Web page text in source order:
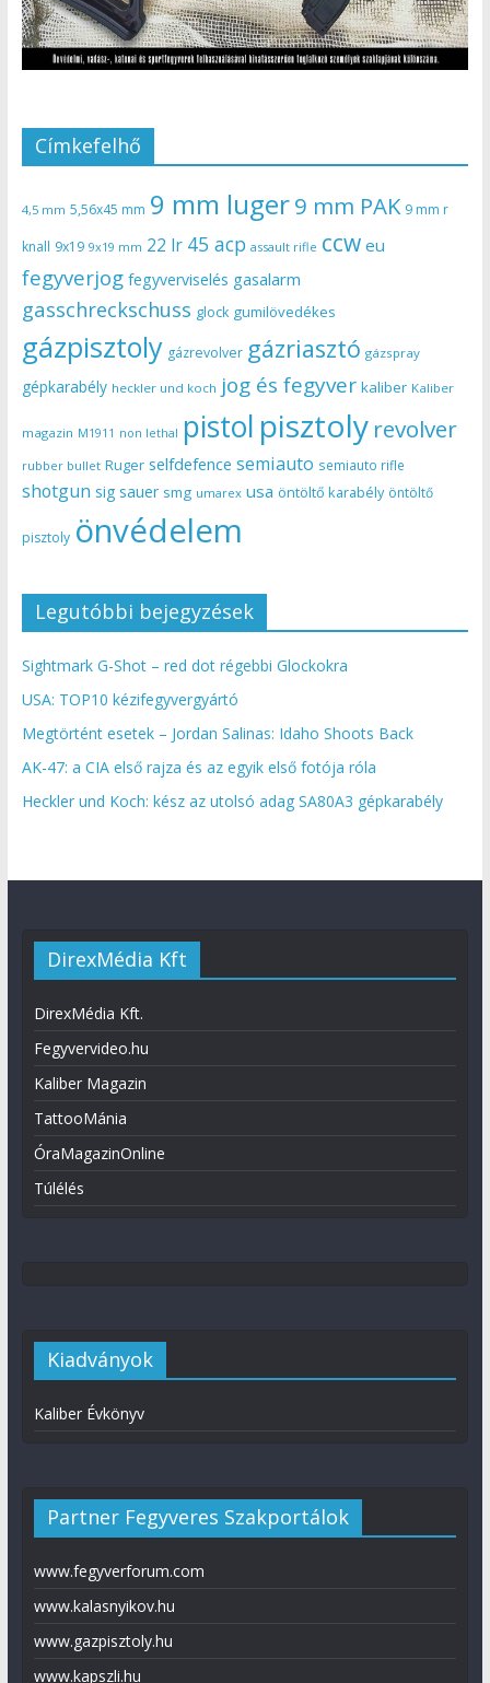
Címkefelhő
4,5 mm 5,56x45 mm 9 mm luger9 mm PAK 9 mm r
knall 9x19 9x19 mm 22 lr 45 acp assault rifle ccw eu
fegyverjog fegyverviselés gasalarm
gasschreckschuss glock gumilövedékes
gázpisztoly gázrevolver gázriasztó gázspray
gépkarabély heckler und koch jog és fegyver kaliber Kaliber
magazin M1911 non lethal pistol pisztoly revolver
rubber bullet Ruger selfdefence semiauto semiauto rifle
shotgun sig sauer smg umarex usa öntöltő karabély öntöltő
pisztoly önvédelem
Legutóbbi bejegyzések
Sightmark G-Shot – red dot régebbi Glockokra
USA: TOP10 kézifegyvergyártó
Megtörtént esetek – Jordan Salinas: Idaho Shoots Back
AK-47: a CIA első rajza és az egyik első fotója róla
Heckler und Koch: kész az utolsó adag SA80A3 gépkarabély
DirexMédia Kft
DirexMédia Kft.
Fegyvervideo.hu
Kaliber Magazin
TattooMánia
ÓraMagazinOnline
Túlélés
Kiadványok
Kaliber Évkönyv
Partner Fegyveres Szakportálok
www.fegyverforum.com
www.kalasnyikov.hu
www.gazpisztoly.hu
www.kapszli.hu